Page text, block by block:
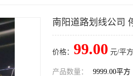
南阳道路划线公司
价格： 99.00 元/平
产品数量： 9999.00平方